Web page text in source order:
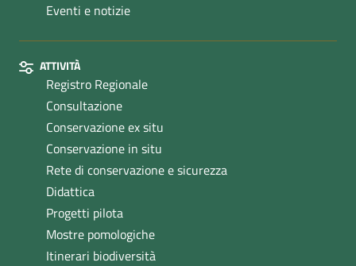
Eventi e notizie
ATTIVITÀ
Registro Regionale
Consultazione
Conservazione ex situ
Conservazione in situ
Rete di conservazione e sicurezza
Didattica
Progetti pilota
Mostre pomologiche
Itinerari biodiversità